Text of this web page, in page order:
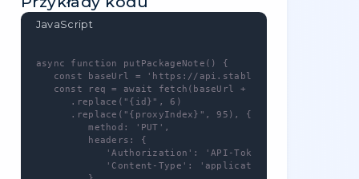
Tworząc token API w swoimpanelu
sterowania
składanie zamówień).
Listę uprawnień znajdziesz także w naszej
dokumentacji.
Metoda zapytania
https://api.stableproxy.com/v2/package/hide/